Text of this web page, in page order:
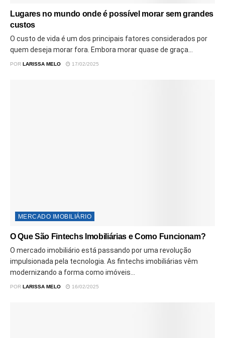
Lugares no mundo onde é possível morar sem grandes
custos
O custo de vida é um dos principais fatores considerados por
quem deseja morar fora. Embora morar quase de graça...
POR LARISSA MELO 17/02/2025
MERCADO IMOBILIÁRIO
O Que São Fintechs Imobiliárias e Como Funcionam?
O mercado imobiliário está passando por uma revolução
impulsionada pela tecnologia. As fintechs imobiliárias vêm
modernizando a forma como imóveis...
POR LARISSA MELO 16/02/2025